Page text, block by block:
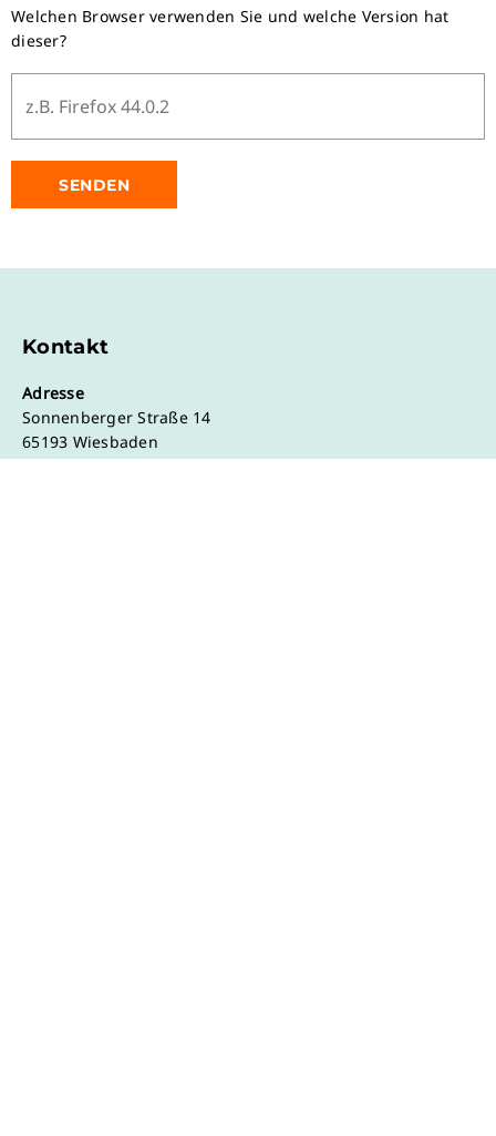
Welchen Browser verwenden Sie und welche Version hat
dieser?
Kontakt
Adresse
Sonnenberger Straße 14
65193 Wiesbaden